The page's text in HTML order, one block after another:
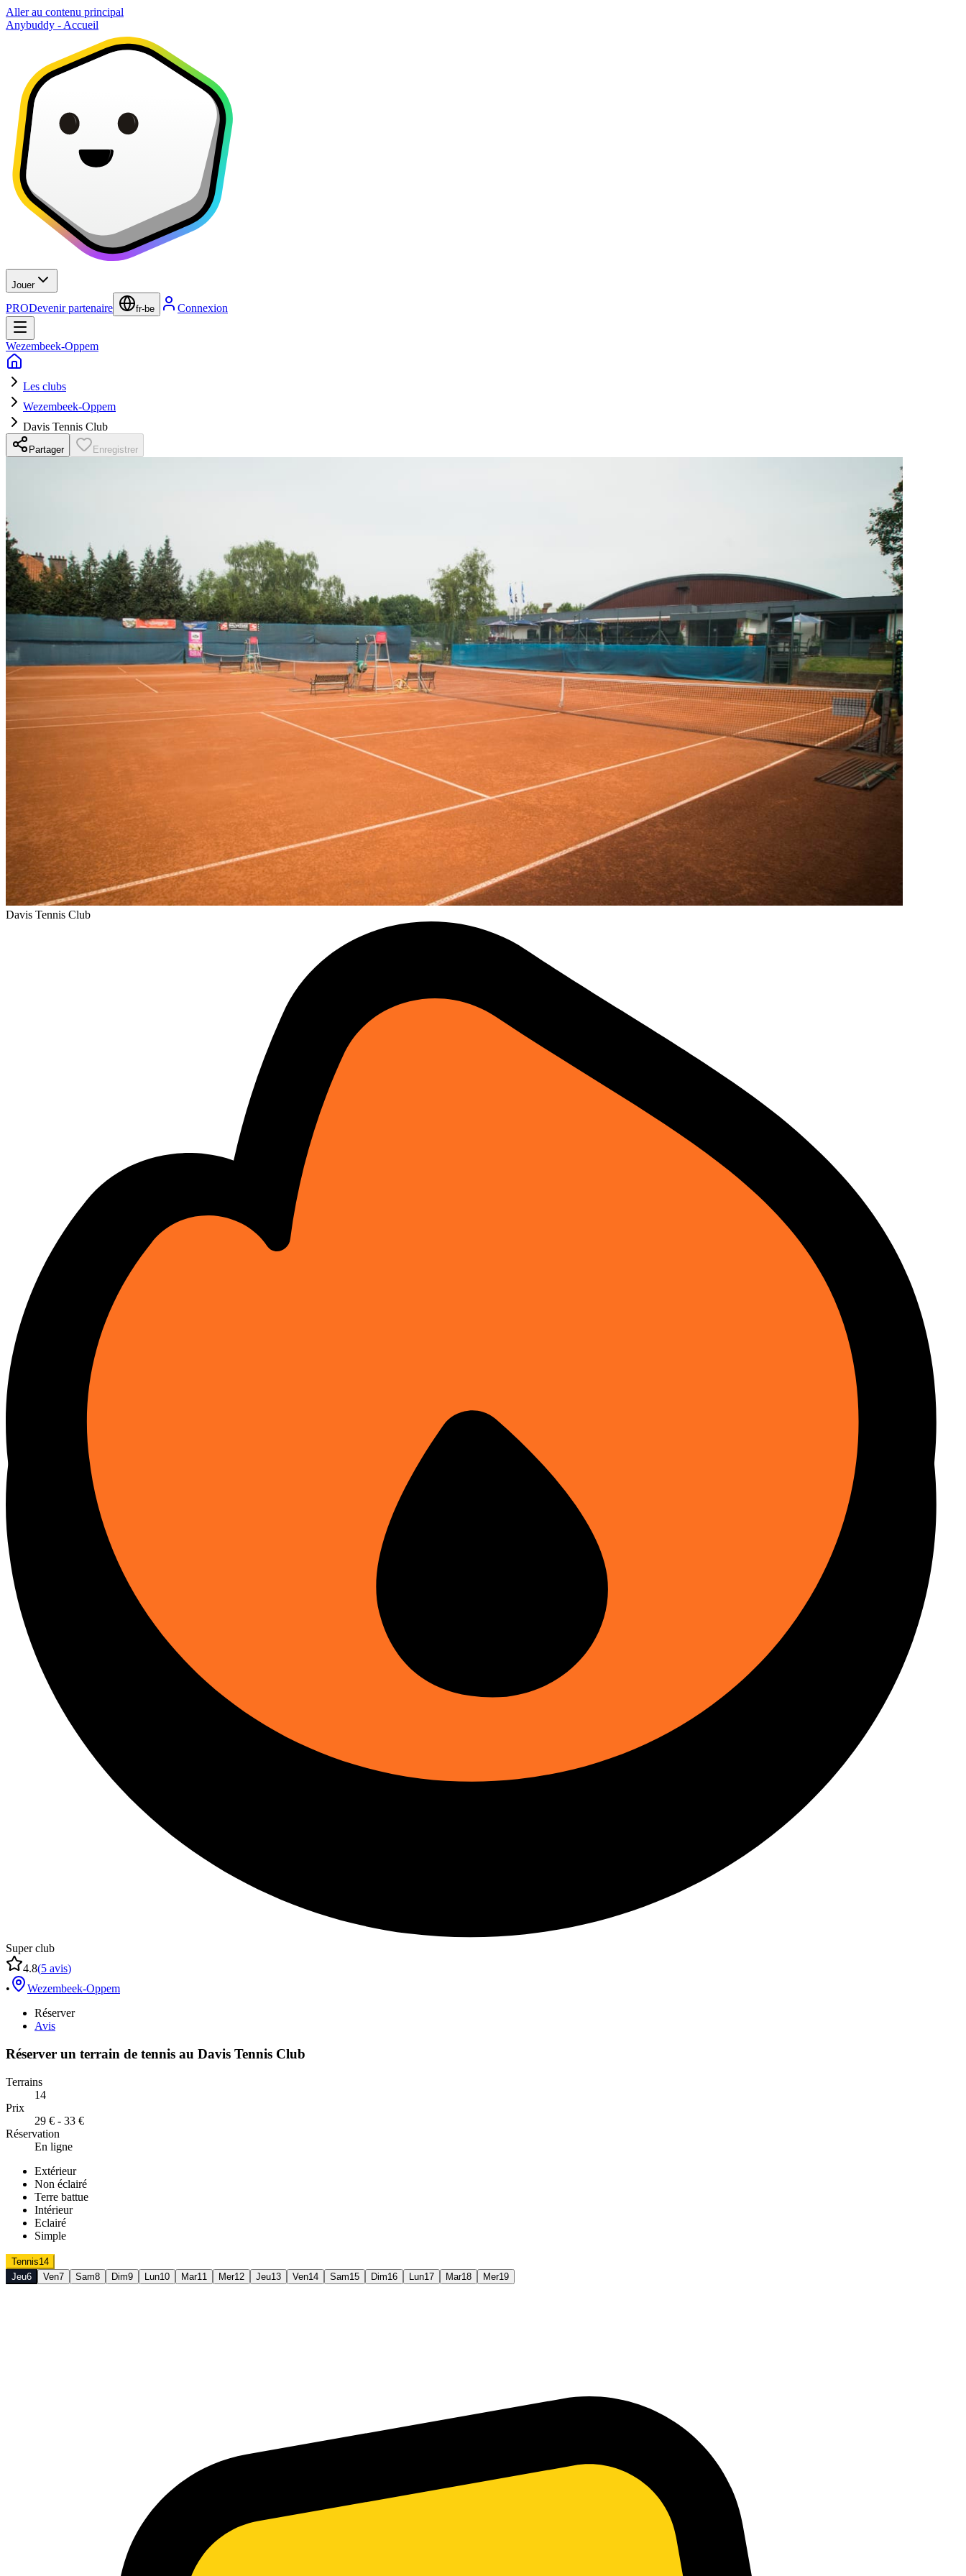
Aller au contenu principal
Anybuddy - Accueil
Jouer
PRODevenir partenaire fr-be Connexion
Wezembeek-Oppem
Les clubs
Wezembeek-Oppem
Davis Tennis Club
Partager Enregistrer
Davis Tennis Club
Super club
4.8(5 avis)
•
Wezembeek-Oppem
Réserver
Avis
Réserver un terrain de tennis au Davis Tennis Club
Terrains
14
Prix
29 € - 33 €
Réservation
En ligne
Extérieur
Non éclairé
Terre battue
Intérieur
Eclairé
Simple
Tennis14
Jeu6 Ven7 Sam8 Dim9 Lun10 Mar11 Mer12 Jeu13 Ven14 Sam15 Dim16 Lun17 Mar18 Mer19